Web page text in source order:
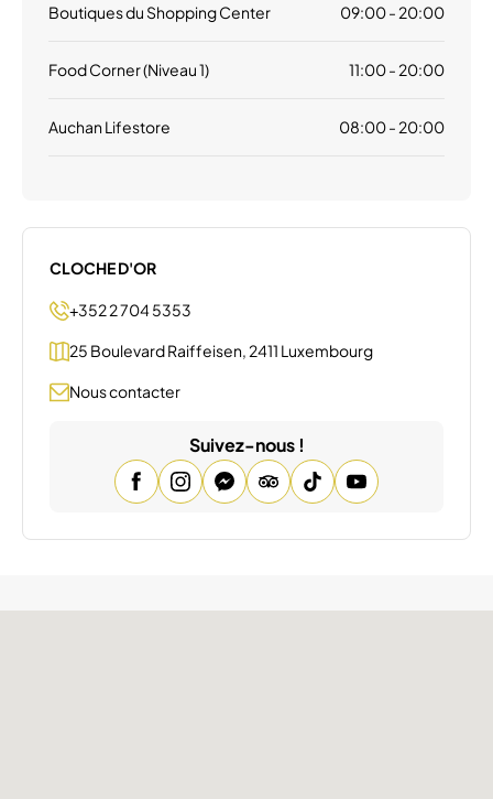
Boutiques du Shopping Center 09:00 - 20:00
Food Corner (Niveau 1) 11:00 - 20:00
Auchan Lifestore 08:00 - 20:00
CLOCHE D'OR
+352 2 704 5353
25 Boulevard Raiffeisen, 2411 Luxembourg
Nous contacter
Suivez-nous !